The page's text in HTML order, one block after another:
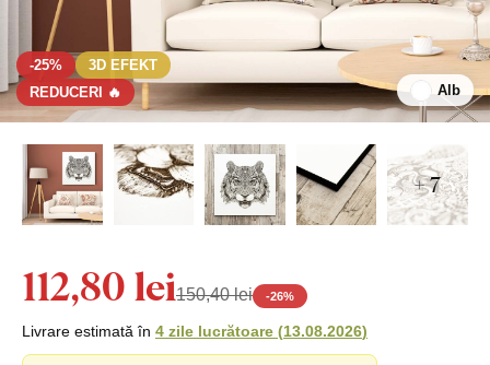
-25%
3D EFEKT
REDUCERI 🔥
Alb
+ 7
112,80 lei150,40 lei -26%
Livrare estimată în 4 zile lucrătoare (13.08.2026)